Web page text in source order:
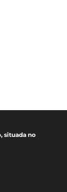
situada no